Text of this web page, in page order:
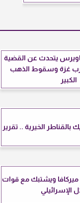
يتحدث عن القضية
غزة وسقوط الذهب
الكبير
الخيرية .. تقرير
ميركافا ويشتبك مع قوات
الإسرائيلي